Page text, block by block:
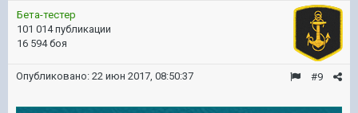
Бета-тестер
101 014 публикации
16 594 боя
#9
Опубликовано: 22 июн 2017, 08:50:37